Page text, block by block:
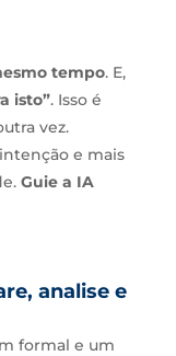
tempo. E,
isto”. Isso é
vez.
e mais
Guie a IA
analise e
formal e um